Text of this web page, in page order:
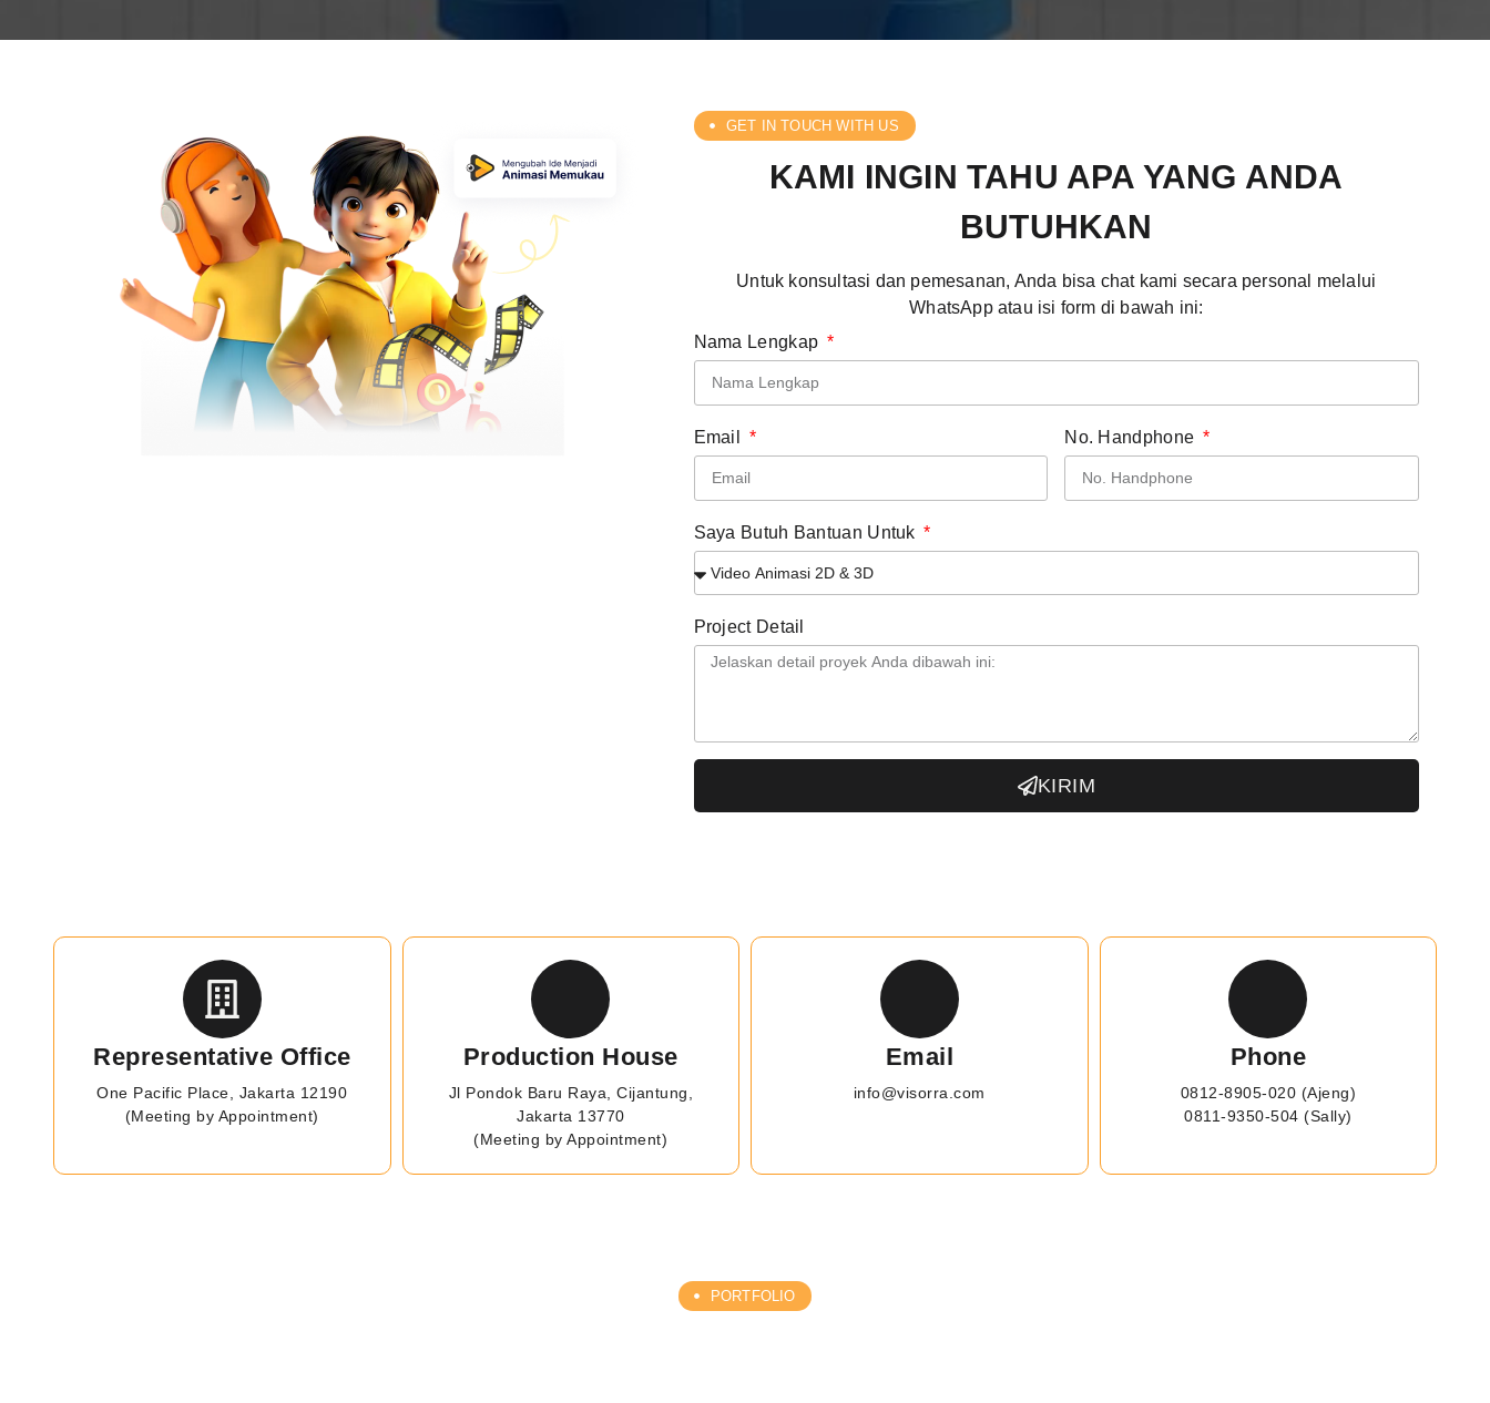
GET IN TOUCH WITH US
KAMI INGIN TAHU APA YANG ANDA
BUTUHKAN
Untuk konsultasi dan pemesanan, Anda bisa chat kami secara personal melalui
WhatsApp atau isi form di bawah ini:
Nama Lengkap
Email No. Handphone
Saya Butuh Bantuan Untuk
Project Detail
KIRIM
Representative Office
One Pacific Place, Jakarta 12190
(Meeting by Appointment)
Production House
Jl Pondok Baru Raya, Cijantung,
Jakarta 13770
(Meeting by Appointment)
Email
info@visorra.com
Phone
0812-8905-020 (Ajeng)
0811-9350-504 (Sally)
PORTFOLIO